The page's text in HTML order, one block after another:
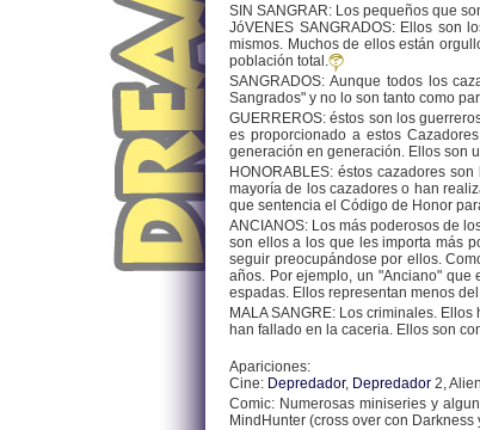
SIN SANGRAR: Los pequeños que
JóVENES SANGRADOS: Ellos son
mismos. Muchos de ellos están
población total.
SANGRADOS: Aunque todos los
Sangrados" y no lo son tanto como
GUERREROS: éstos son los
es proporcionado a estos
generación en generación. Ellos son
HONORABLES: éstos cazadores
mayoría de los cazadores o han
que sentencia el Código de Honor
ANCIANOS: Los más poderosos de
son ellos a los que les importa más
seguir preocupándose por ellos.
años. Por ejemplo, un "Anciano"
espadas. Ellos representan menos
MALA SANGRE: Los criminales.
han fallado en la caceria. Ellos son
Apariciones:
Cine: Depredador, Depredador 2,
Comic: Numerosas miniseries y
MindHunter (cross over con Darkness